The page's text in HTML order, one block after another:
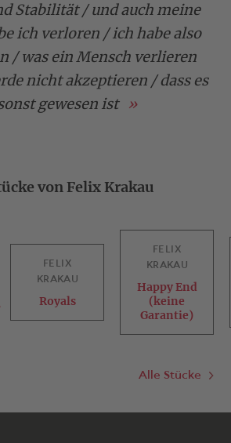
Stabilität / und auch meine
ich verloren / ich habe also
/ was ein Mensch verlieren
nicht akzeptieren / dass es
gewesen ist
von Felix Krakau
FELIX
KRAKAU
Royals
FELIX
KRAKAU
Happy End
(keine
Garantie)
Alle Stücke